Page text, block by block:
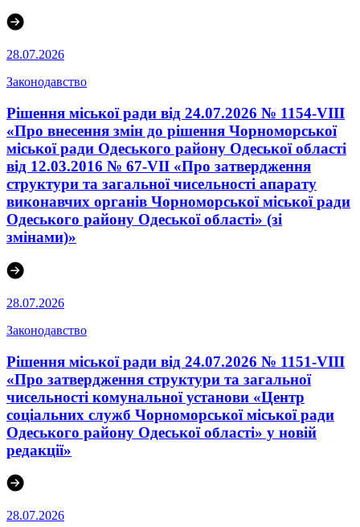
28.07.2026
Законодавство
Рішення міської ради від 24.07.2026 № 1154-VIII
«Про внесення змін до рішення Чорноморської
міської ради Одеського району Одеської області
від 12.03.2016 № 67-VІI «Про затвердження
структури та загальної чисельності апарату
виконавчих органів Чорноморської міської ради
Одеського району Одеської області» (зі
змінами)»
28.07.2026
Законодавство
Рішення міської ради від 24.07.2026 № 1151-VIII
«Про затвердження структури та загальної
чисельності комунальної установи «Центр
соціальних служб Чорноморської міської ради
Одеського району Одеської області» у новій
редакції»
28.07.2026